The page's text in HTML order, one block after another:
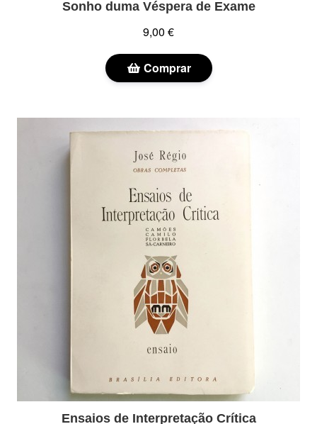
Sonho duma Véspera de Exame
9,00 €
Comprar
Ensaios de Interpretação Crítica